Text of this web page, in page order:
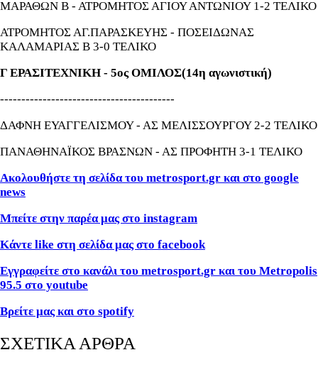
ΜΑΡΑΘΩΝ Β - ΑΤΡΟΜΗΤΟΣ ΑΓΙΟΥ ΑΝΤΩΝΙΟΥ 1-2 ΤΕΛΙΚΟ
ΑΤΡΟΜΗΤΟΣ ΑΓ.ΠΑΡΑΣΚΕΥΗΣ - ΠΟΣΕΙΔΩΝΑΣ
ΚΑΛΑΜΑΡΙΑΣ Β 3-0 ΤΕΛΙΚΟ
Γ ΕΡΑΣΙΤΕΧΝΙΚΗ - 5ος ΟΜΙΛΟΣ(14η αγωνιστική)
-----------------------------------------
ΔΑΦΝΗ ΕΥΑΓΓΕΛΙΣΜΟΥ - ΑΣ ΜΕΛΙΣΣΟΥΡΓΟΥ 2-2 ΤΕΛΙΚΟ
ΠΑΝΑΘΗΝΑΪΚΟΣ ΒΡΑΣΝΩΝ - ΑΣ ΠΡΟΦΗΤΗ 3-1 ΤΕΛΙΚΟ
Ακολουθήστε τη σελίδα του metrosport.gr και στο google
news
Μπείτε στην παρέα μας στο instagram
Κάντε like στη σελίδα μας στο facebook
Εγγραφείτε στο κανάλι του metrosport.gr και του Metropolis
95.5 στο youtube
Βρείτε μας και στο spotify
ΣΧΕΤΙΚΑ ΑΡΘΡΑ